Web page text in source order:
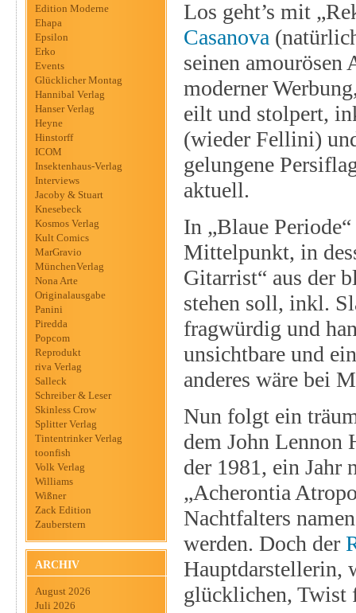
Edition Moderne
Ehapa
Epsilon
Erko
Events
Glücklicher Montag
Hannibal Verlag
Hanser Verlag
Heyne
Hinstorff
ICOM
Insektenhaus-Verlag
Interviews
Jacoby & Stuart
Knesebeck
Kosmos Verlag
Kult Comics
MarGravio
MünchenVerlag
Nona Arte
Originalausgabe
Panini
Piredda
Popcom
Reprodukt
riva Verlag
Salleck
Schreiber & Leser
Skinless Crow
Splitter Verlag
Tintentrinker Verlag
toonfish
Volk Verlag
Williams
Wißner
Zack Edition
Zauberstern
ARCHIV
August 2026
Juli 2026
Los geht’s mit
Casanova
seinen amourösen
moderner
eilt und stolpert,
(wieder Fellini)
gelungene
aktuell.
In „Blaue
Mittelpunkt, in
Gitarrist“ aus der
stehen soll, inkl.
fragwürdig und
unsichtbare und
anderes wäre bei
Nun folgt ein
dem John Lennon
der 1981, ein Jahr
„Acherontia
Nachtfalters
werden. Doch der
Hauptdarstellerin,
glücklichen, Twist